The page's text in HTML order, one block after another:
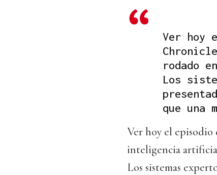
Ver hoy
rodado
Los
que una
Ver hoy el episodio
inteligencia
Los sistemas